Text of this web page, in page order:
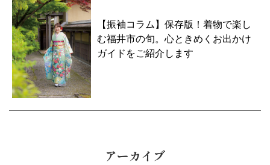
【振袖コラム】保存版！着物で楽し
む福井市の旬。心ときめくお出かけ
ガイドをご紹介します
アーカイブ